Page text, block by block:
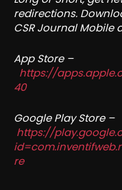
redirections.
CSR Journal Mobile
App Store –
https://
40
Google Play Store –
https://
re